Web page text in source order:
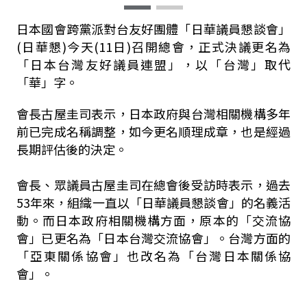
日本國會跨黨派對台友好團體「日華議員懇談會」
(日華懇)今天(11日)召開總會，正式決議更名為
「日本台灣友好議員連盟」，以「台灣」取代
「華」字。
會長古屋圭司表示，日本政府與台灣相關機構多年
前已完成名稱調整，如今更名順理成章，也是經過
長期評估後的決定。
會長、眾議員古屋圭司在總會後受訪時表示，過去
53年來，組織一直以「日華議員懇談會」的名義活
動。而日本政府相關機構方面，原本的「交流協
會」已更名為「日本台灣交流協會」。台灣方面的
「亞東關係協會」也改名為「台灣日本關係協
會」。